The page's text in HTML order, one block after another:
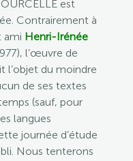
est
Contrairement à
ami Henri-Irénée
l’œuvre de
l’objet du moindre
de ses textes
(sauf, pour
langues
journée d’étude
Nous tenterons